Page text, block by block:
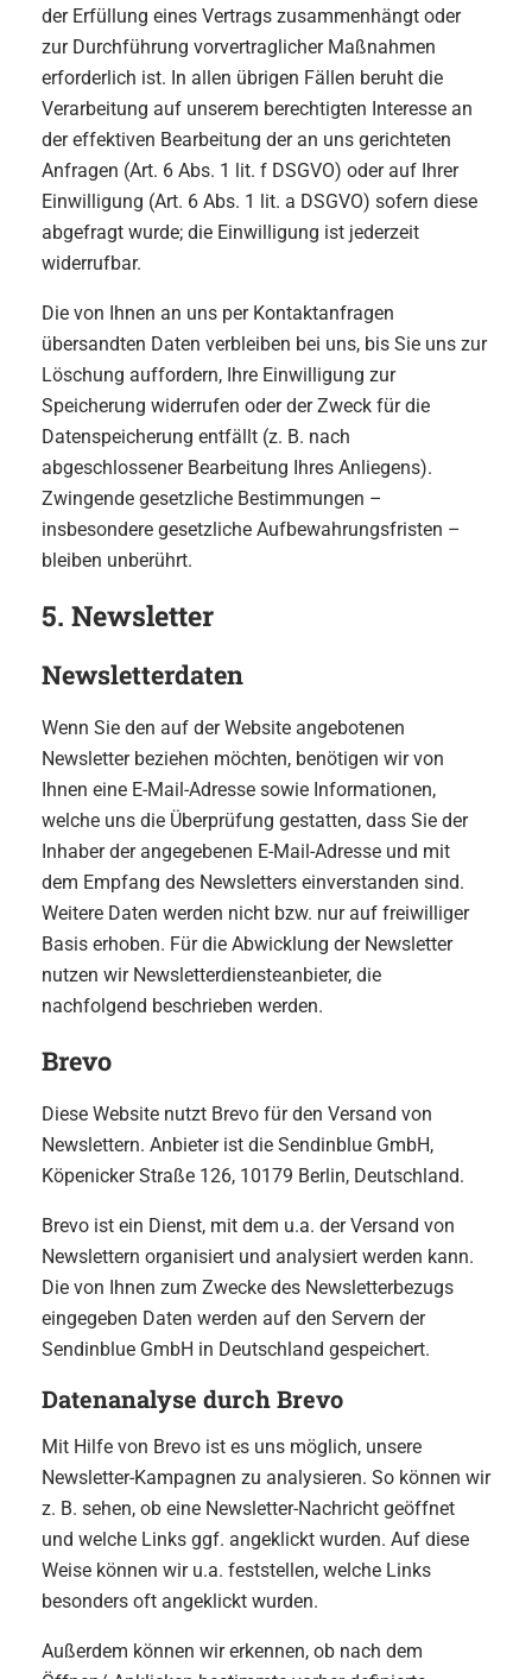
der Erfüllung eines Vertrags zusammenhängt oder
zur Durchführung vorvertraglicher Maßnahmen
erforderlich ist. In allen übrigen Fällen beruht die
Verarbeitung auf unserem berechtigten Interesse an
der effektiven Bearbeitung der an uns gerichteten
Anfragen (Art. 6 Abs. 1 lit. f DSGVO) oder auf Ihrer
Einwilligung (Art. 6 Abs. 1 lit. a DSGVO) sofern diese
abgefragt wurde; die Einwilligung ist jederzeit
widerrufbar.
Die von Ihnen an uns per Kontaktanfragen
übersandten Daten verbleiben bei uns, bis Sie uns zur
Löschung auffordern, Ihre Einwilligung zur
Speicherung widerrufen oder der Zweck für die
Datenspeicherung entfällt (z. B. nach
abgeschlossener Bearbeitung Ihres Anliegens).
Zwingende gesetzliche Bestimmungen –
insbesondere gesetzliche Aufbewahrungsfristen –
bleiben unberührt.
5. Newsletter
Newsletter­daten
Wenn Sie den auf der Website angebotenen
Newsletter beziehen möchten, benötigen wir von
Ihnen eine E-Mail-Adresse sowie Informationen,
welche uns die Überprüfung gestatten, dass Sie der
Inhaber der angegebenen E-Mail-Adresse und mit
dem Empfang des Newsletters einverstanden sind.
Weitere Daten werden nicht bzw. nur auf freiwilliger
Basis erhoben. Für die Abwicklung der Newsletter
nutzen wir Newsletterdiensteanbieter, die
nachfolgend beschrieben werden.
Brevo
Diese Website nutzt Brevo für den Versand von
Newslettern. Anbieter ist die Sendinblue GmbH,
Köpenicker Straße 126, 10179 Berlin, Deutschland.
Brevo ist ein Dienst, mit dem u.a. der Versand von
Newslettern organisiert und analysiert werden kann.
Die von Ihnen zum Zwecke des Newsletterbezugs
eingegeben Daten werden auf den Servern der
Sendinblue GmbH in Deutschland gespeichert.
Datenanalyse durch Brevo
Mit Hilfe von Brevo ist es uns möglich, unsere
Newsletter-Kampagnen zu analysieren. So können wir
z. B. sehen, ob eine Newsletter-Nachricht geöffnet
und welche Links ggf. angeklickt wurden. Auf diese
Weise können wir u.a. feststellen, welche Links
besonders oft angeklickt wurden.
Außerdem können wir erkennen, ob nach dem